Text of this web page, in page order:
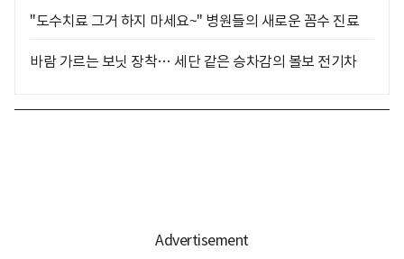
"도수치료 그거 하지 마세요~" 병원들의 새로운 꼼수 진료
바람 가르는 보닛 장착… 세단 같은 승차감의 볼보 전기차